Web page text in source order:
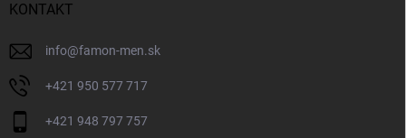
KONTAKT
info@famon-men.sk
+421 950 577 717
+421 948 797 757